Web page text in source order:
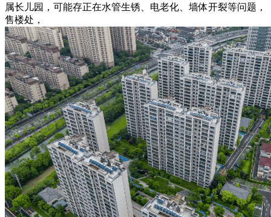
属长儿园，可能存正在水管生锈、电老化、墙体开裂等问题，
售楼处，